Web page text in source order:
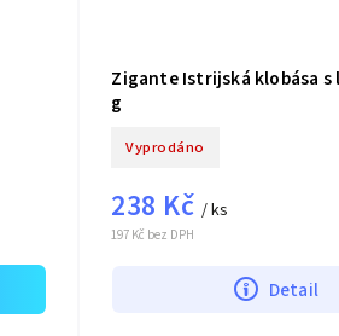
Zigante Istrijská klobása s
g
Vyprodáno
197 Kč bez DPH
238 Kč / ks
Detail